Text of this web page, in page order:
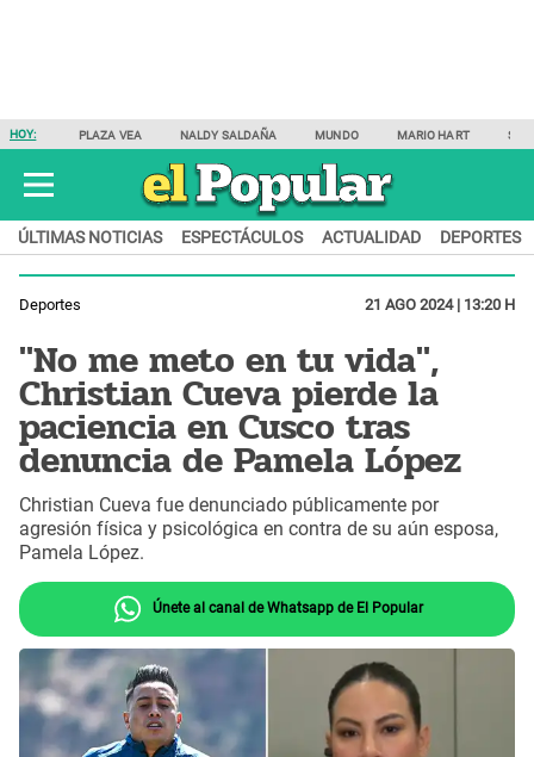
HOY: PLAZA VEA NALDY SALDAÑA MUNDO MARIO HART
ÚLTIMAS NOTICIAS ESPECTÁCULOS ACTUALIDAD DEPORTES
Deportes 21 AGO 2024 | 13:20 H
"No me meto en tu vida",
Christian Cueva pierde la
paciencia en Cusco tras
denuncia de Pamela López
Christian Cueva fue denunciado públicamente por
agresión física y psicológica en contra de su aún esposa,
Pamela López.
Únete al canal de Whatsapp de El Popular